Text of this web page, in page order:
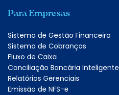
Para Empresas
Sistema de Gestão Financeira
Sistema de Cobranças
Fluxo de Caixa
Conciliação Bancária Inteligente
Relatórios Gerenciais
Emissão de NFS-e